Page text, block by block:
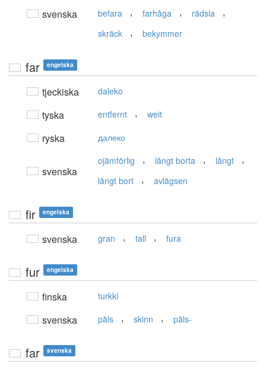
svenska befara , farhåga , rädsla ,
skräck , bekymmer
far engelska
tjeckiska daleko
tyska entfernt , weit
ryska далеко
svenska
ojämförlig , långt borta , långt ,
långt bort , avlägsen
fir engelska
svenska gran , tall , fura
fur engelska
finska turkki
svenska päls , skinn , päls-
far svenska